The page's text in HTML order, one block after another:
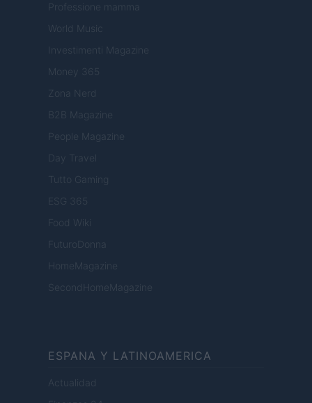
Professione mamma
World Music
Investimenti Magazine
Money 365
Zona Nerd
B2B Magazine
People Magazine
Day Travel
Tutto Gaming
ESG 365
Food Wiki
FuturoDonna
HomeMagazine
SecondHomeMagazine
ESPANA Y LATINOAMERICA
Actualidad